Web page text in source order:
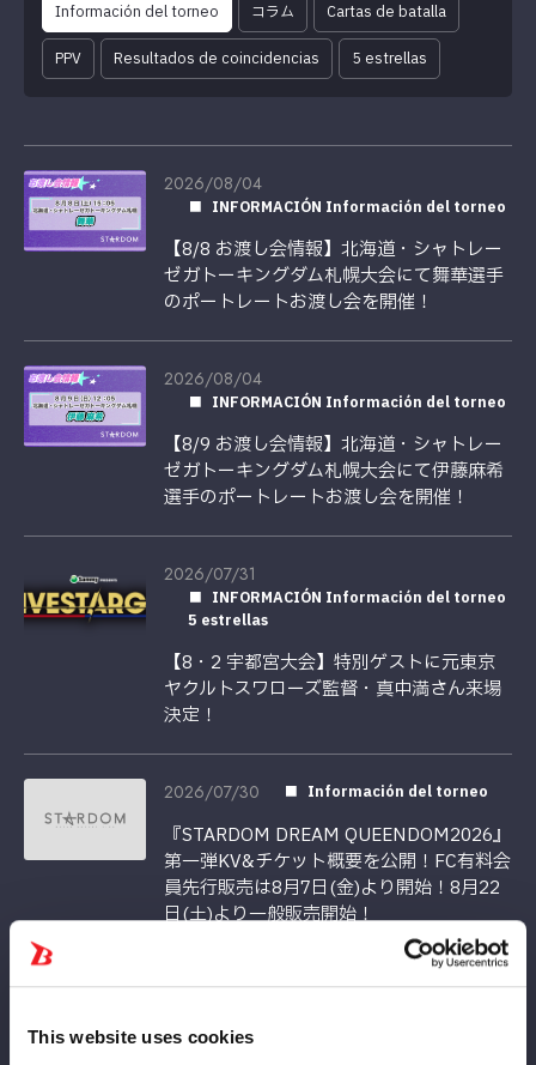
This website uses cookies
Información del torneo コラム Cartas de batalla
PPV Resultados de coincidencias 5 estrellas
2026/08/04
INFORMACIÓN Información del torneo
【8/8 お渡し会情報】北海道・シャトレー
ゼガトーキングダム札幌大会にて舞華選手
のポートレートお渡し会を開催！
2026/08/04
INFORMACIÓN Información del torneo
【8/9 お渡し会情報】北海道・シャトレー
ゼガトーキングダム札幌大会にて伊藤麻希
選手のポートレートお渡し会を開催！
2026/07/31
INFORMACIÓN Información del torneo
5 estrellas
【8・2 宇都宮大会】特別ゲストに元東京
ヤクルトスワローズ監督・真中満さん来場
決定！
2026/07/30 Información del torneo
『STARDOM DREAM QUEENDOM2026』
第一弾KV&チケット概要を公開！FC有料会
員先行販売は8月7日(金)より開始！8月22
日(土)より一般販売開始！
2026/07/29 Información del torneo
【8/3 お渡し会情報】東京・後楽園ホール